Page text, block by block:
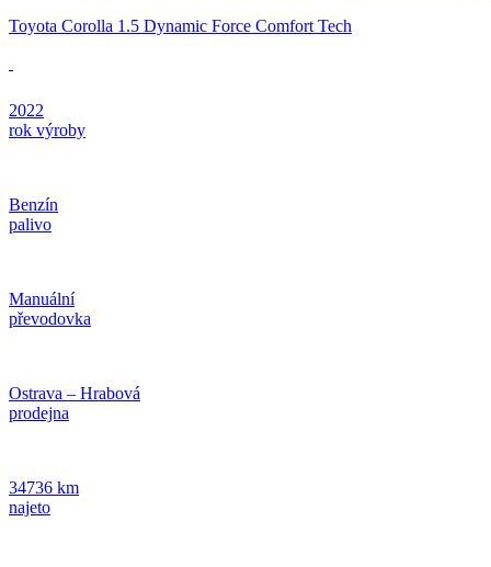
Toyota Corolla 1.5 Dynamic Force Comfort Tech
2022
rok výroby
Benzín
palivo
Manuální
převodovka
Ostrava – Hrabová
prodejna
34736 km
najeto